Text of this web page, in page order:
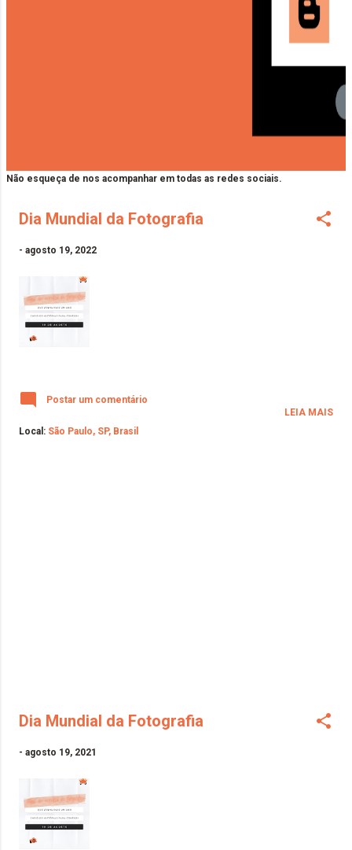
Não esqueça de nos acompanhar em todas as redes sociais.
Dia Mundial da Fotografia
- agosto 19, 2022
Postar um comentário
Local: São Paulo, SP, Brasil
LEIA MAIS
Dia Mundial da Fotografia
- agosto 19, 2021